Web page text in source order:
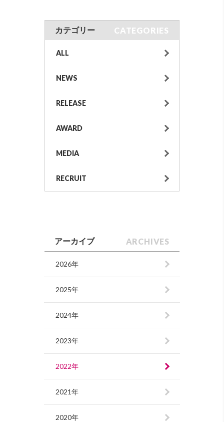
カテゴリー CATEGORIES
ALL
NEWS
RELEASE
AWARD
MEDIA
RECRUIT
アーカイブ ARCHIVES
2026年
2025年
2024年
2023年
2022年
2021年
2020年